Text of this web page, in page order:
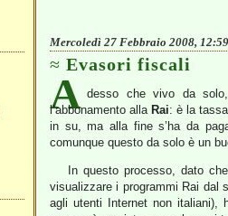
Mercoledì 27 Febbraio 2008, 12:59
Evasori fiscali
A desso che vivo da
l’abbonamento alla Rai: è la
in su, ma alla fine s’ha da
comunque questo da solo è un
In questo processo, dato
visualizzare i programmi Rai dal
agli utenti Internet non italiani),